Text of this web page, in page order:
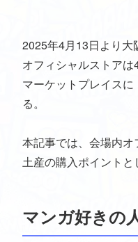
2025年4月13日より大
オフィシャルストア
マーケットプレイス
る。
本記事では、会場内
土産の購入ポイントと
マンガ好きの